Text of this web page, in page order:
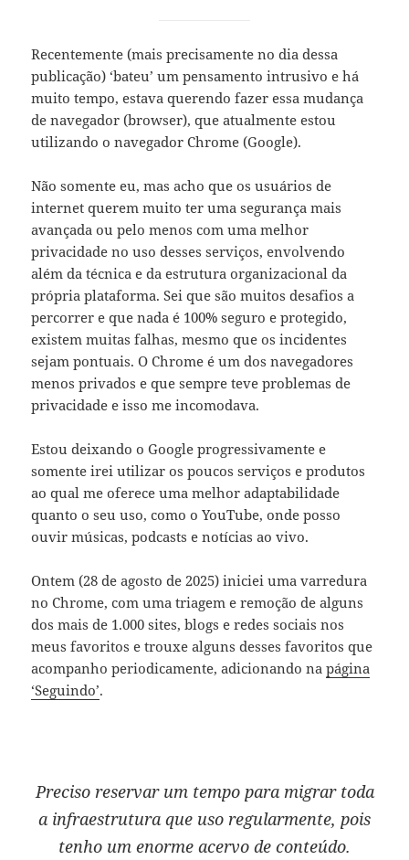
Recentemente (mais precisamente no dia dessa
publicação) ‘bateu’ um pensamento intrusivo e há
muito tempo, estava querendo fazer essa mudança
de navegador (browser), que atualmente estou
utilizando o navegador Chrome (Google).
Não somente eu, mas acho que os usuários de
internet querem muito ter uma segurança mais
avançada ou pelo menos com uma melhor
privacidade no uso desses serviços, envolvendo
além da técnica e da estrutura organizacional da
própria plataforma. Sei que são muitos desafios a
percorrer e que nada é 100% seguro e protegido,
existem muitas falhas, mesmo que os incidentes
sejam pontuais. O Chrome é um dos navegadores
menos privados e que sempre teve problemas de
privacidade e isso me incomodava.
Estou deixando o Google progressivamente e
somente irei utilizar os poucos serviços e produtos
ao qual me oferece uma melhor adaptabilidade
quanto o seu uso, como o YouTube, onde posso
ouvir músicas, podcasts e notícias ao vivo.
Ontem (28 de agosto de 2025) iniciei uma varredura
no Chrome, com uma triagem e remoção de alguns
dos mais de 1.000 sites, blogs e redes sociais nos
meus favoritos e trouxe alguns desses favoritos que
acompanho periodicamente, adicionando napágina
‘Seguindo’.
Preciso reservar um tempo para migrar toda
a infraestrutura que uso regularmente, pois
tenho um enorme acervo de conteúdo.